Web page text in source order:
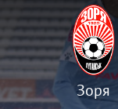
Харків
Зоря